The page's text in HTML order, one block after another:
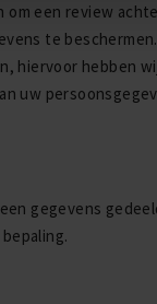
een review
te
hiervoor hebben
uw
gegevens